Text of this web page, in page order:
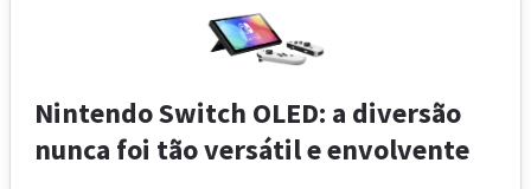
Nintendo Switch OLED: a diversão
nunca foi tão versátil e envolvente